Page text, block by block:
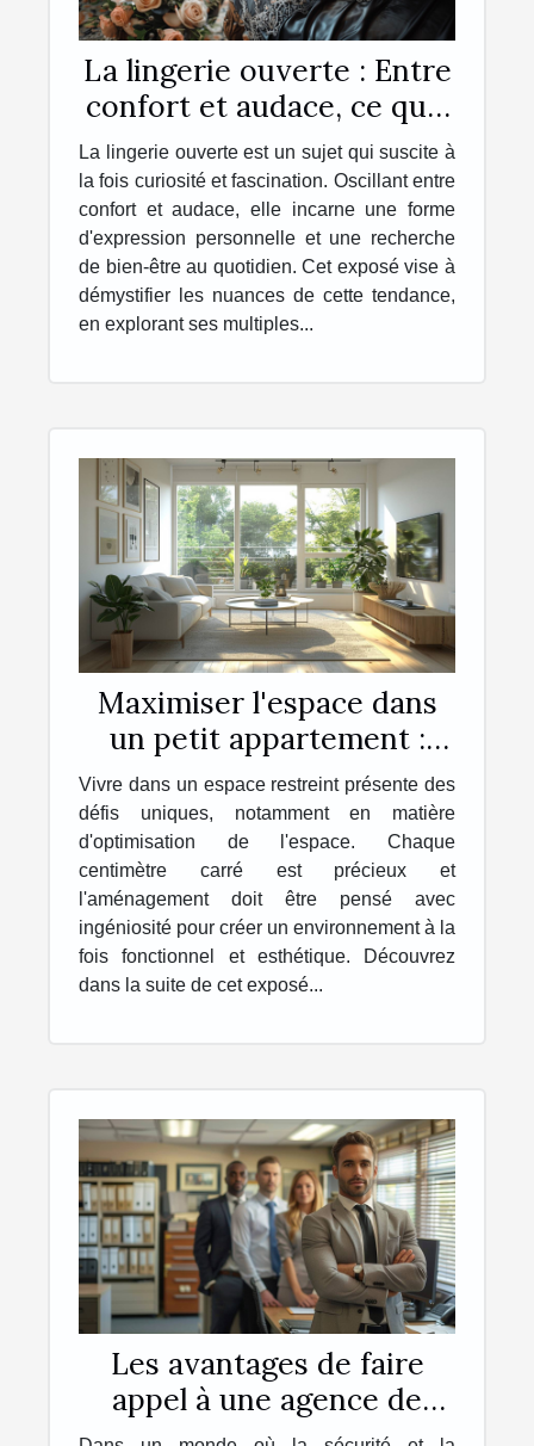
La lingerie ouverte : Entre
confort et audace, ce qu'il
faut savoir
La lingerie ouverte est un sujet qui suscite à
la fois curiosité et fascination. Oscillant entre
confort et audace, elle incarne une forme
d'expression personnelle et une recherche
de bien-être au quotidien. Cet exposé vise à
démystifier les nuances de cette tendance,
en explorant ses multiples...
Maximiser l'espace dans
un petit appartement :
astuces et conseils
Vivre dans un espace restreint présente des
défis uniques, notamment en matière
d'optimisation de l'espace. Chaque
centimètre carré est précieux et
l'aménagement doit être pensé avec
ingéniosité pour créer un environnement à la
fois fonctionnel et esthétique. Découvrez
dans la suite de cet exposé...
Les avantages de faire
appel à une agence de
détective privé agréée